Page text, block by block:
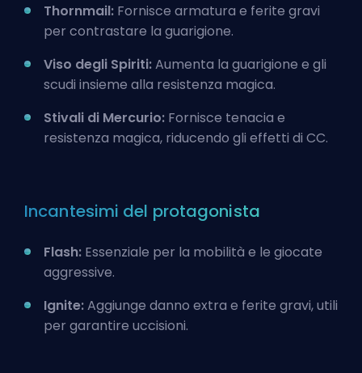
Thornmail: Fornisce armatura e ferite gravi
per contrastare la guarigione.
Viso degli Spiriti:Aumenta la guarigione e gli
scudi insieme alla resistenza magica.
Stivali di Mercurio: Fornisce tenacia e
resistenza magica, riducendo gli effetti di CC.
Incantesimi del protagonista
Flash: Essenziale per la mobilità e le giocate
aggressive.
Ignite:Aggiunge danno extra e ferite gravi, utili
per garantire uccisioni.